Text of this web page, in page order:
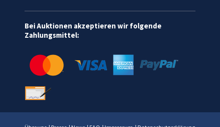
Bei Auktionen akzeptieren wir folgende
Zahlungsmittel: